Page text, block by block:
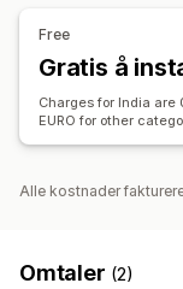
Free
Gratis å
Charges for India
EURO for other
Alle kostnader
Omtaler (2)